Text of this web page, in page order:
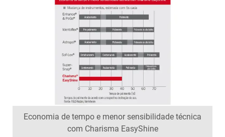
Economia de tempo e menor sensibilidade técnica
com Charisma EasyShine